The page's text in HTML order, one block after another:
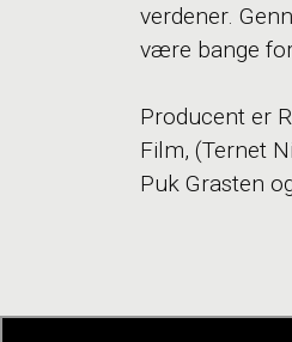
verdener.
være bange
Producent er
Film, (Ternet
Puk Grasten